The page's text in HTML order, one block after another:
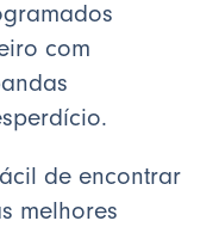
com
de encontrar
melhores